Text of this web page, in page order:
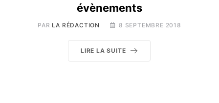
évènements
PAR LA RÉDACTION 8 SEPTEMBRE 2018
LIRE LA SUITE